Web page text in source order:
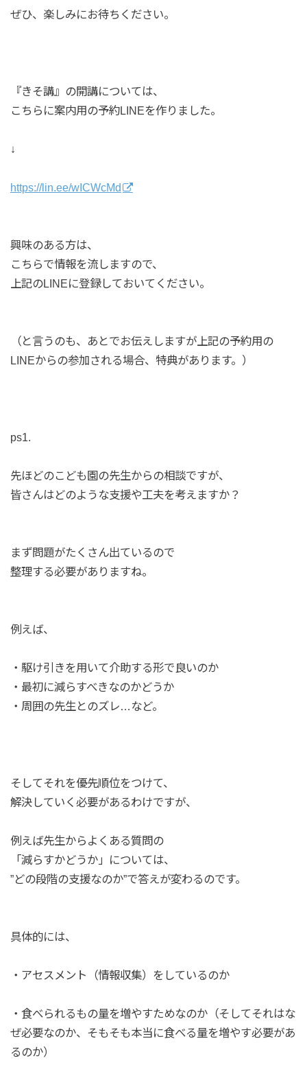
ぜひ、楽しみにお待ちください。
『きそ講』の開講については、
こちらに案内用の予約LINEを作りました。
↓
https://lin.ee/wICWcMd
興味のある方は、
こちらで情報を流しますので、
上記のLINEに登録しておいてください。
（と言うのも、あとでお伝えしますが上記の予約用の
LINEからの参加される場合、特典があります。）
ps1.
先ほどのこども園の先生からの相談ですが、
皆さんはどのような支援や工夫を考えますか？
まず問題がたくさん出ているので
整理する必要がありますね。
例えば、
・駆け引きを用いて介助する形で良いのか
・最初に減らすべきなのかどうか
・周囲の先生とのズレ…など。
そしてそれを優先順位をつけて、
解決していく必要があるわけですが、
例えば先生からよくある質問の
「減らすかどうか」については、
”どの段階の支援なのか”で答えが変わるのです。
具体的には、
・アセスメント（情報収集）をしているのか
・食べられるもの量を増やすためなのか（そしてそれはな
ぜ必要なのか、そもそも本当に食べる量を増やす必要があ
るのか）